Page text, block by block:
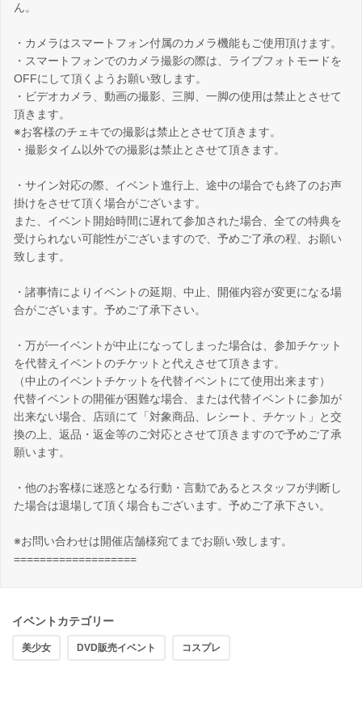
ん。
・カメラはスマートフォン付属のカメラ機能もご使用頂けます。
・スマートフォンでのカメラ撮影の際は、ライブフォトモードを
OFFにして頂くようお願い致します。
・ビデオカメラ、動画の撮影、三脚、一脚の使用は禁止とさせて
頂きます。
※お客様のチェキでの撮影は禁止とさせて頂きます。
・撮影タイム以外での撮影は禁止とさせて頂きます。
・サイン対応の際、イベント進行上、途中の場合でも終了のお声
掛けをさせて頂く場合がございます。
また、イベント開始時間に遅れて参加された場合、全ての特典を
受けられない可能性がございますので、予めご了承の程、お願い
致します。
・諸事情によりイベントの延期、中止、開催内容が変更になる場
合がございます。予めご了承下さい。
・万が一イベントが中止になってしまった場合は、参加チケット
を代替えイベントのチケットと代えさせて頂きます。
（中止のイベントチケットを代替イベントにて使用出来ます）
代替イベントの開催が困難な場合、または代替イベントに参加が
出来ない場合、店頭にて「対象商品、レシート、チケット」と交
換の上、返品・返金等のご対応とさせて頂きますので予めご了承
願います。
・他のお客様に迷惑となる行動・言動であるとスタッフが判断し
た場合は退場して頂く場合もございます。予めご了承下さい。
※お問い合わせは開催店舗様宛てまでお願い致します。
===================
イベントカテゴリー
美少女 DVD販売イベント コスプレ